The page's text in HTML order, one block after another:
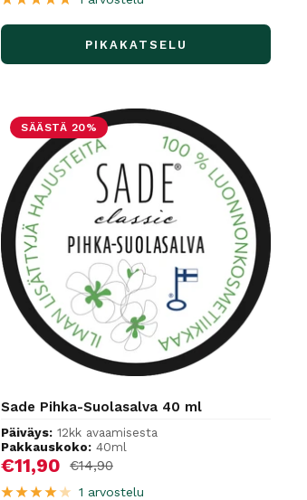
PIKAKATSELU
SÄÄSTÄ 20%
Sade Pihka-Suolasalva 40 ml
Päiväys: 12kk avaamisesta
Pakkauskoko: 40ml
Alennushinta
€11,90 Normaalihinta
€14,90
1 arvostelu